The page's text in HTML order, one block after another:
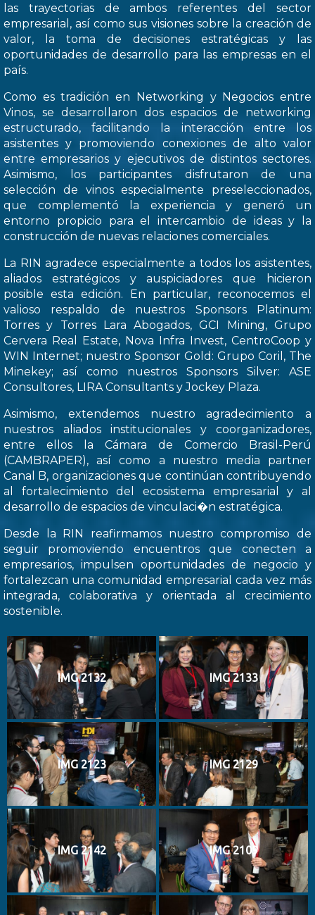
las trayectorias de ambos referentes del sector
empresarial, así como sus visiones sobre la creación de
valor, la toma de decisiones estratégicas y las
oportunidades de desarrollo para las empresas en el
país.
Como es tradición en Networking y Negocios entre
Vinos, se desarrollaron dos espacios de networking
estructurado, facilitando la interacción entre los
asistentes y promoviendo conexiones de alto valor
entre empresarios y ejecutivos de distintos sectores.
Asimismo, los participantes disfrutaron de una
selección de vinos especialmente preseleccionados,
que complementó la experiencia y generó un
entorno propicio para el intercambio de ideas y la
construcción de nuevas relaciones comerciales.
La RIN agradece especialmente a todos los asistentes,
aliados estratégicos y auspiciadores que hicieron
posible esta edición. En particular, reconocemos el
valioso respaldo de nuestros Sponsors Platinum:
Torres y Torres Lara Abogados, GCI Mining, Grupo
Cervera Real Estate, Nova Infra Invest, CentroCoop y
WIN Internet; nuestro Sponsor Gold: Grupo Coril, The
Minekey; así como nuestros Sponsors Silver: ASE
Consultores, LIRA Consultants y Jockey Plaza.
Asimismo, extendemos nuestro agradecimiento a
nuestros aliados institucionales y coorganizadores,
entre ellos la Cámara de Comercio Brasil-Perú
(CAMBRAPER), así como a nuestro media partner
Canal B, organizaciones que continúan contribuyendo
al fortalecimiento del ecosistema empresarial y al
desarrollo de espacios de vinculaci�n estratégica.
Desde la RIN reafirmamos nuestro compromiso de
seguir promoviendo encuentros que conecten a
empresarios, impulsen oportunidades de negocio y
fortalezcan una comunidad empresarial cada vez más
integrada, colaborativa y orientada al crecimiento
sostenible.
IMG 2132 IMG 2133
IMG 2123 IMG 2129
IMG 2142 IMG 2109